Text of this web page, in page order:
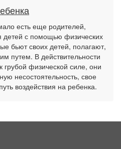
есть еще родителей,
с помощью физических
бьют своих детей, полагают,
путем. В действительности
грубой физической силе, они
несостоятельность, свое
воздействия на ребенка.